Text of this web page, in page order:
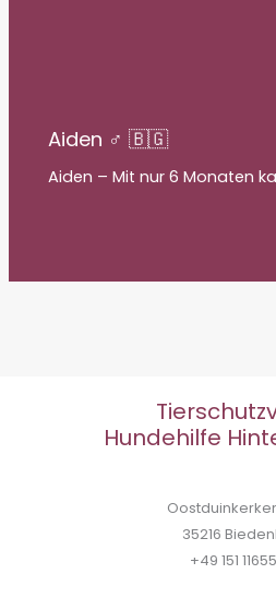
Aiden ♂ 🇧🇬
Aiden – Mit nur 6 Monaten
Hundehilfe
35216
+49 151